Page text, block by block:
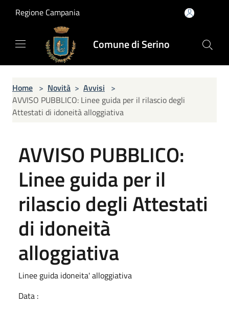
Regione Campania
Comune di Serino
Home > Novità > Avvisi >
AVVISO PUBBLICO: Linee guida per il rilascio degli
Attestati di idoneità alloggiativa
AVVISO PUBBLICO:
Linee guida per il
rilascio degli Attestati
di idoneità
alloggiativa
Linee guida idoneita' alloggiativa
Data :